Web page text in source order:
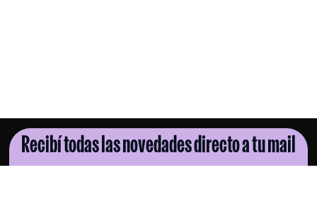
Recibí todas las novedades directo a tu mail